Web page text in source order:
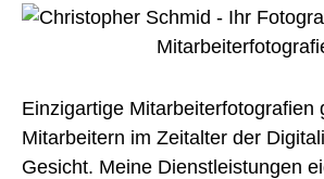
Einzigartige Mitarbeiterfotografien
Mitarbeitern im Zeitalter der
Gesicht. Meine Dienstleistungen